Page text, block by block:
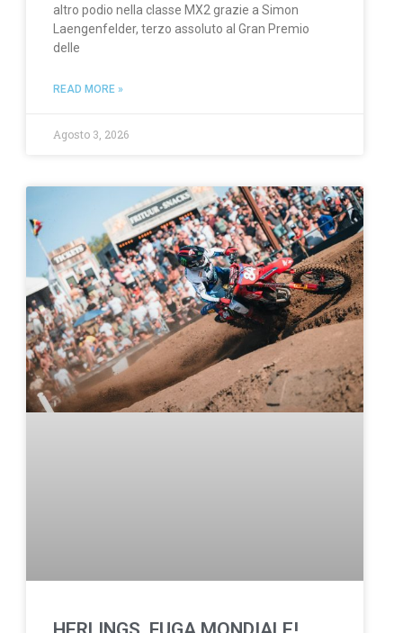
altro podio nella classe MX2 grazie a Simon
Laengenfelder, terzo assoluto al Gran Premio
delle
READ MORE »
Agosto 3, 2026